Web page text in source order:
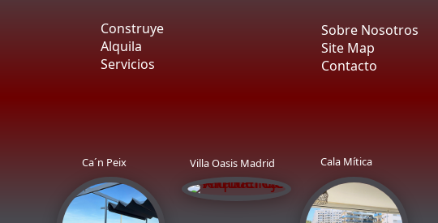
Construye
PAlquila
PServicios
PSobre Nosotros
PSite Map
PContacto
Ca´n Peix Villa Oasis Madrid Cala Mítica